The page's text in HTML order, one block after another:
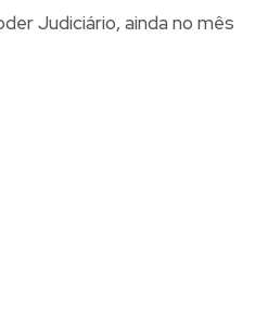
Judiciário, ainda no mês